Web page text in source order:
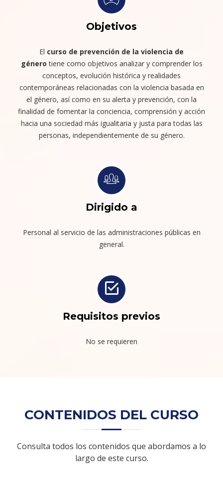
Objetivos
El curso de prevención de la violencia de
género tiene como objetivos analizar y comprender los
conceptos, evolución histórica y realidades
contemporáneas relacionadas con la violencia basada en
el género, así como en su alerta y prevención, con la
finalidad de fomentar la conciencia, comprensión y acción
hacia una sociedad más igualitaria y justa para todas las
personas, independientemente de su género.
Dirigido a
Personal al servicio de las administraciones públicas en
general.
Requisitos previos
No se requieren
CONTENIDOS DEL CURSO
Consulta todos los contenidos que abordamos a lo
largo de este curso.